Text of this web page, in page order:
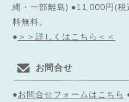
縄・一部離島) ●11,000円(税
料無料。
● ＞＞詳しくはこちら＜＜
お問合せ
●お問合せフォームはこちら